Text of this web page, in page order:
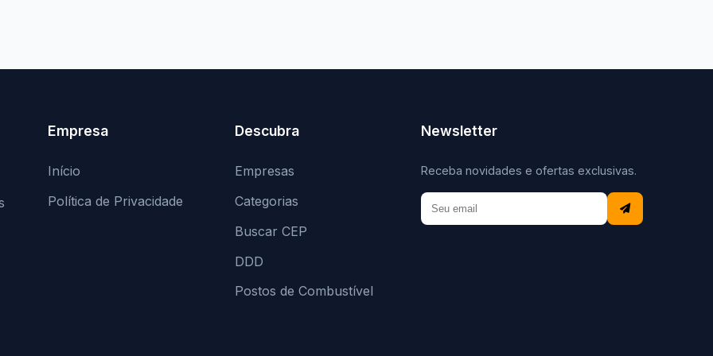
Empresa
Início
Política de Privacidade
Descubra
Empresas
Categorias
Buscar CEP
DDD
Postos de Combustível
Newsletter
Receba novidades e ofertas exclusivas.